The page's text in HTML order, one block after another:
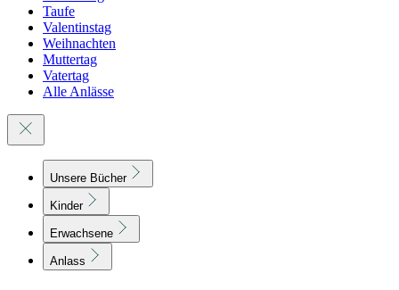
Taufe
Valentinstag
Weihnachten
Muttertag
Vatertag
Alle Anlässe
Unsere Bücher
Kinder
Erwachsene
Anlass